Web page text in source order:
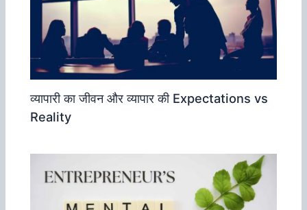
व्‍यापारी का जीवन और व्‍यापार की Expectations vs
Reality